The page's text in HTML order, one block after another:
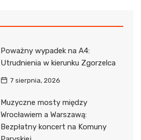
Poważny wypadek na A4:
Utrudnienia w kierunku Zgorzelca
7 sierpnia, 2026
Muzyczne mosty między
Wrocławiem a Warszawą:
Bezpłatny koncert na Komuny